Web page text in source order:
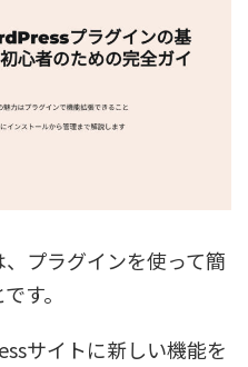
プラグインを使って簡
す。
サイトに新しい機能を